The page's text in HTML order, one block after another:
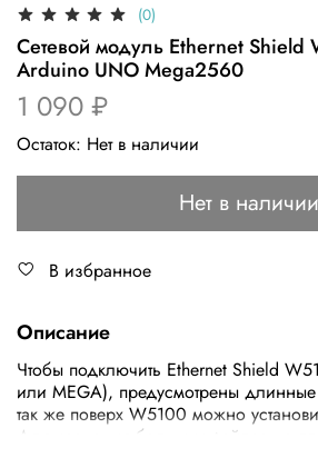
(0)
Сетевой модуль Ethernet Shield
Arduino UNO Mega2560
1 090 ₽
Остаток: Нет в наличии
Нет в наличии
В избранное
Описание
Чтобы подключить Ethernet Shield
или MEGA), предусмотрены
так же поверх W5100 можно
Для хранения больших файлов на